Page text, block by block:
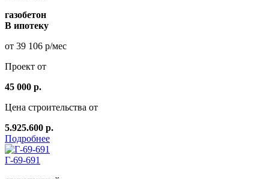
газобетон
В ипотеку
от 39 106 р/мес
Проект от
45 000 р.
Цена строительства от
5.925.600 р.
Подробнее
Г-69-691